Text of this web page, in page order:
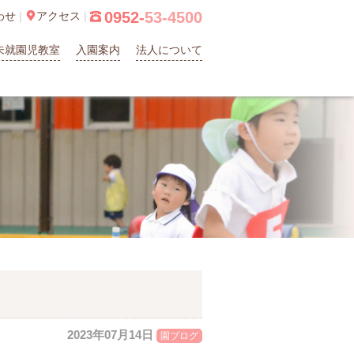
就園児教室 入園案内 法人について
せ | アクセス |  0952-53-4500
2023年07月14日 園ブログ